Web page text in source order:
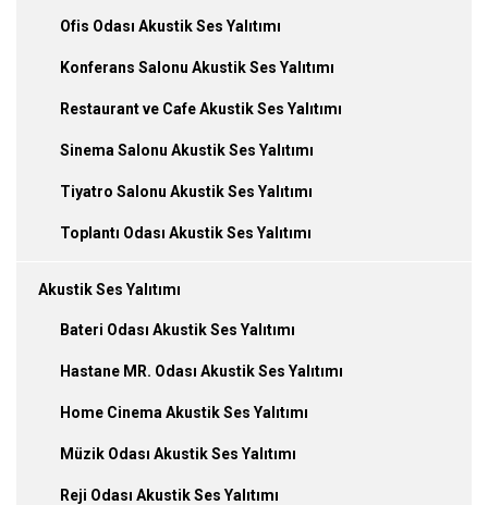
Ofis Odası Akustik Ses Yalıtımı
Konferans Salonu Akustik Ses Yalıtımı
Restaurant ve Cafe Akustik Ses Yalıtımı
Sinema Salonu Akustik Ses Yalıtımı
Tiyatro Salonu Akustik Ses Yalıtımı
Toplantı Odası Akustik Ses Yalıtımı
Akustik Ses Yalıtımı
Bateri Odası Akustik Ses Yalıtımı
Hastane MR. Odası Akustik Ses Yalıtımı
Home Cinema Akustik Ses Yalıtımı
Müzik Odası Akustik Ses Yalıtımı
Reji Odası Akustik Ses Yalıtımı